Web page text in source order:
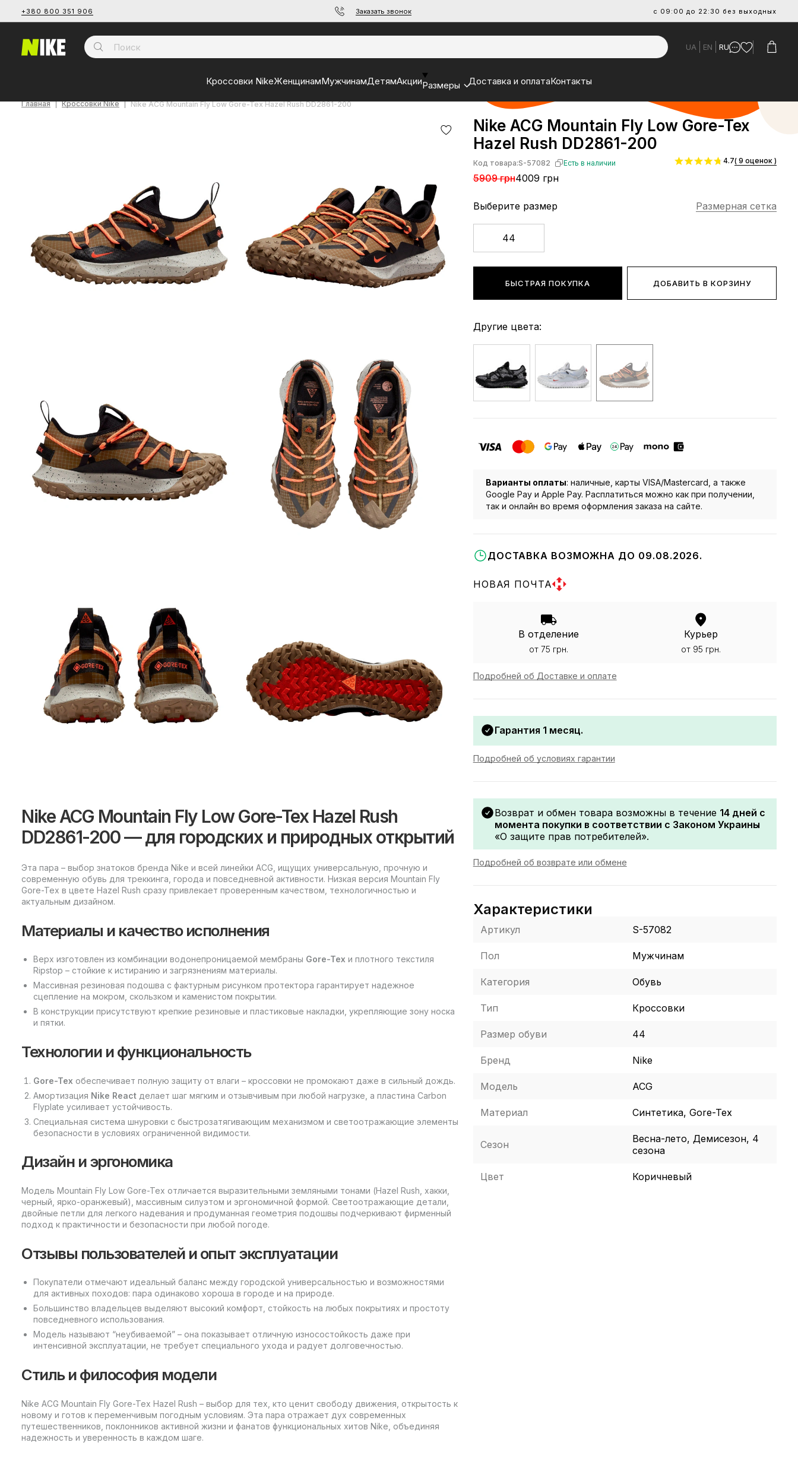
+380 800 351 906 Заказать звонок с 09:00 до 22:30 без выходных
UA EN RU
Кроссовки NikeЖенщинамМужчинамДетямАкцииРазмеры Доставка и оплатаКонтакты
Главная Кроссовки Nike Nike ACG Mountain Fly Low Gore-Tex Hazel Rush DD2861-200
Nike ACG Mountain Fly Low Gore-Tex Hazel Rush
DD2861-200 — для городских и природных открытий
Эта пара – выбор знатоков бренда Nike и всей линейки ACG, ищущих универсальную, прочную и
современную обувь для треккинга, города и повседневной активности. Низкая версия Mountain Fly
Gore-Tex в цвете Hazel Rush сразу привлекает проверенным качеством, технологичностью и
актуальным дизайном.
Материалы и качество исполнения
Верх изготовлен из комбинации водонепроницаемой мембраны Gore-Tex и плотного текстиля
Ripstop – стойкие к истиранию и загрязнениям материалы.
Массивная резиновая подошва с фактурным рисунком протектора гарантирует надежное
сцепление на мокром, скользком и каменистом покрытии.
В конструкции присутствуют крепкие резиновые и пластиковые накладки, укрепляющие зону носка
и пятки.
Технологии и функциональность
Gore-Tex обеспечивает полную защиту от влаги – кроссовки не промокают даже в сильный дождь.
Амортизация Nike React делает шаг мягким и отзывчивым при любой нагрузке, а пластина Carbon
Flyplate усиливает устойчивость.
Специальная система шнуровки с быстрозатягивающим механизмом и светоотражающие элементы
безопасности в условиях ограниченной видимости.
Дизайн и эргономика
Модель Mountain Fly Low Gore-Tex отличается выразительными земляными тонами (Hazel Rush, хакки,
черный, ярко-оранжевый), массивным силуэтом и эргономичной формой. Светоотражающие детали,
двойные петли для легкого надевания и продуманная геометрия подошвы подчеркивают фирменный
подход к практичности и безопасности при любой погоде.
Отзывы пользователей и опыт эксплуатации
Покупатели отмечают идеальный баланс между городской универсальностью и возможностями
для активных походов: пара одинаково хороша в городе и на природе.
Большинство владельцев выделяют высокий комфорт, стойкость на любых покрытиях и простоту
повседневного использования.
Модель называют “неубиваемой” – она показывает отличную износостойкость даже при
интенсивной эксплуатации, не требует специального ухода и радует долговечностью.
Стиль и философия модели
Nike ACG Mountain Fly Gore-Tex Hazel Rush – выбор для тех, кто ценит свободу движения, открытость к
новому и готов к переменчивым погодным условиям. Эта пара отражает дух современных
путешественников, поклонников активной жизни и фанатов функциональных хитов Nike, объединяя
надежность и уверенность в каждом шаге.
Nike ACG Mountain Fly Low Gore-Tex
Hazel Rush DD2861-200
Код товара:S-57082 Есть в наличии
5909 грн4009 грн
4.7( 9 оценок )
Выберите размер Размерная сетка
44
БЫСТРАЯ ПОКУПКА ДОБАВИТЬ В КОРЗИНУ
Другие цвета:
Варианты оплаты: наличные, карты VISA/Mastercard, а также
Google Pay и Apple Pay. Расплатиться можно как при получении,
так и онлайн во время оформления заказа на сайте.
ДОСТАВКА ВОЗМОЖНА ДО 09.08.2026.
НОВАЯ ПОЧТА
В отделение
от 75 грн.
Курьер
от 95 грн.
Подробней об Доставке и оплате
Гарантия 1 месяц.
Подробней об условиях гарантии
Возврат и обмен товара возможны в течение 14 дней с
момента покупки в соответствии с Законом Украины
«О защите прав потребителей».
Подробней об возврате или обмене
Характеристики
Артикул S-57082
Пол Мужчинам
Категория Обувь
Тип Кроссовки
Размер обуви 44
Бренд Nike
Модель ACG
Материал Синтетика, Gore-Tex
Сезон
Весна-лето, Демисезон, 4
сезона
Цвет Коричневый